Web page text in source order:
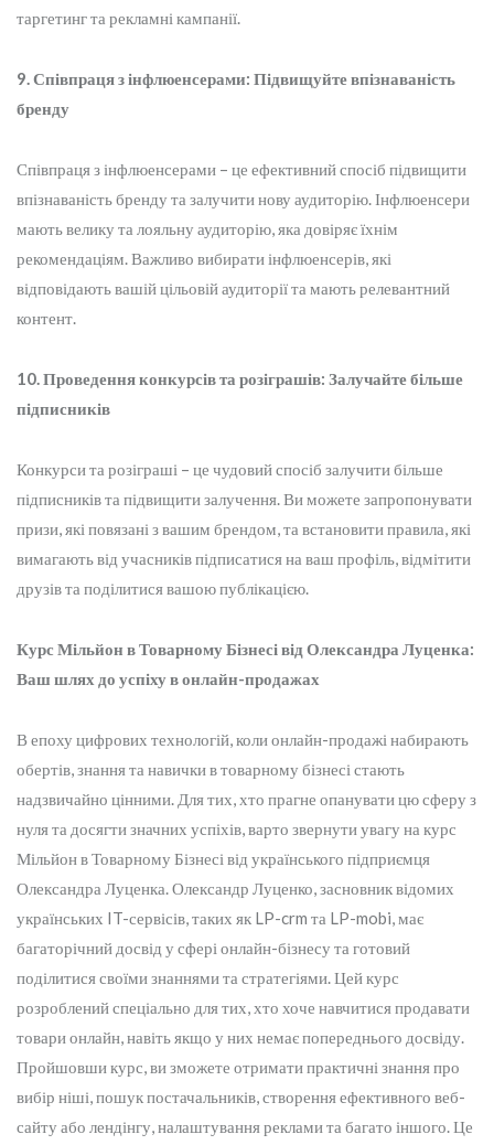
таргетинг та рекламні кампанії.
9. Співпраця з інфлюенсерами: Підвищуйте впізнаваність
бренду
Співпраця з інфлюенсерами – це ефективний спосіб підвищити
впізнаваність бренду та залучити нову аудиторію. Інфлюенсери
мають велику та лояльну аудиторію, яка довіряє їхнім
рекомендаціям. Важливо вибирати інфлюенсерів, які
відповідають вашій цільовій аудиторії та мають релевантний
контент.
10. Проведення конкурсів та розіграшів: Залучайте більше
підписників
Конкурси та розіграші – це чудовий спосіб залучити більше
підписників та підвищити залучення. Ви можете запропонувати
призи, які повязані з вашим брендом, та встановити правила, які
вимагають від учасників підписатися на ваш профіль, відмітити
друзів та поділитися вашою публікацією.
Курс Мільйон в Товарному Бізнесі від Олександра Луценка:
Ваш шлях до успіху в онлайн-продажах
В епоху цифрових технологій, коли онлайн-продажі набирають
обертів, знання та навички в товарному бізнесі стають
надзвичайно цінними. Для тих, хто прагне опанувати цю сферу з
нуля та досягти значних успіхів, варто звернути увагу на курс
Мільйон в Товарному Бізнесі від українського підприємця
Олександра Луценка. Олександр Луценко, засновник відомих
українських IT-сервісів, таких як LP-crm та LP-mobi, має
багаторічний досвід у сфері онлайн-бізнесу та готовий
поділитися своїми знаннями та стратегіями. Цей курс
розроблений спеціально для тих, хто хоче навчитися продавати
товари онлайн, навіть якщо у них немає попереднього досвіду.
Пройшовши курс, ви зможете отримати практичні знання про
вибір ніші, пошук постачальників, створення ефективного веб-
сайту або лендінгу, налаштування реклами та багато іншого. Це